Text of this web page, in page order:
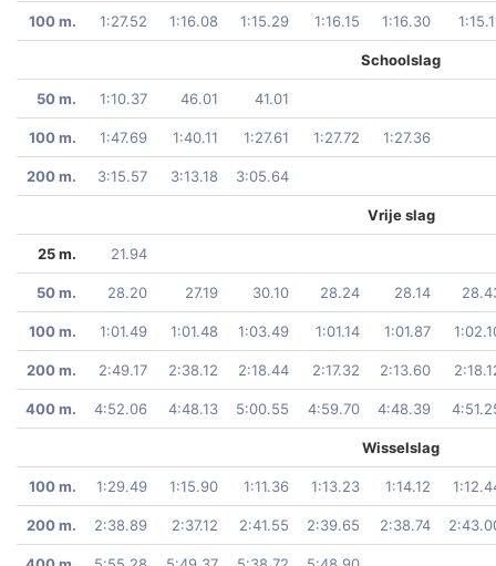
100 m. 1:27.52 1:16.08 1:15.29 1:16.15 1:16.30
Schoolslag
50 m. 1:10.37 46.01 41.01
100 m. 1:47.69 1:40.11 1:27.61 1:27.72 1:27.36
200 m. 3:15.57 3:13.18 3:05.64
Vrije slag
25 m. 21.94
50 m. 28.20 27.19 30.10 28.24 28.14
100 m. 1:01.49 1:01.48 1:03.49 1:01.14 1:01.87
200 m. 2:49.17 2:38.12 2:18.44 2:17.32 2:13.60
400 m. 4:52.06 4:48.13 5:00.55 4:59.70 4:48.39
Wisselslag
100 m. 1:29.49 1:15.90 1:11.36 1:13.23 1:14.12
200 m. 2:38.89 2:37.12 2:41.55 2:39.65 2:38.74